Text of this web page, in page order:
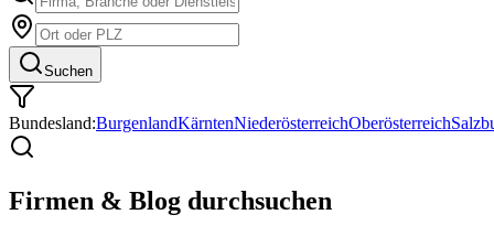
Suchen
Bundesland:BurgenlandKärntenNiederösterreichOberösterreich
Firmen & Blog durchsuchen